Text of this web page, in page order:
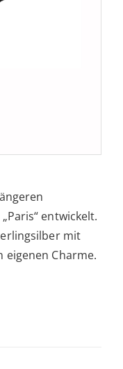
entwickelt.
mit
Charme.